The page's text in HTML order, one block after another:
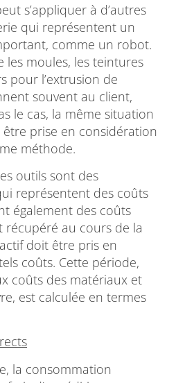
s’appliquer à d’autres
qui représentent un
comme un robot.
les moules, les teintures
pour l’extrusion de
souvent au client,
le cas, la même situation
être prise en considération
méthode.
outils sont des
représentent des coûts
également des coûts
récupéré au cours de la
doit être pris en
coûts. Cette période,
coûts des matériaux et
est calculée en termes
la consommation